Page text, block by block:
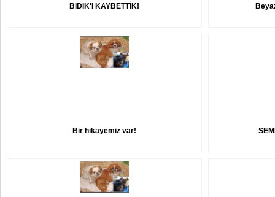
BIDIK'I KAYBETTİK!
Bir hikayemiz var!